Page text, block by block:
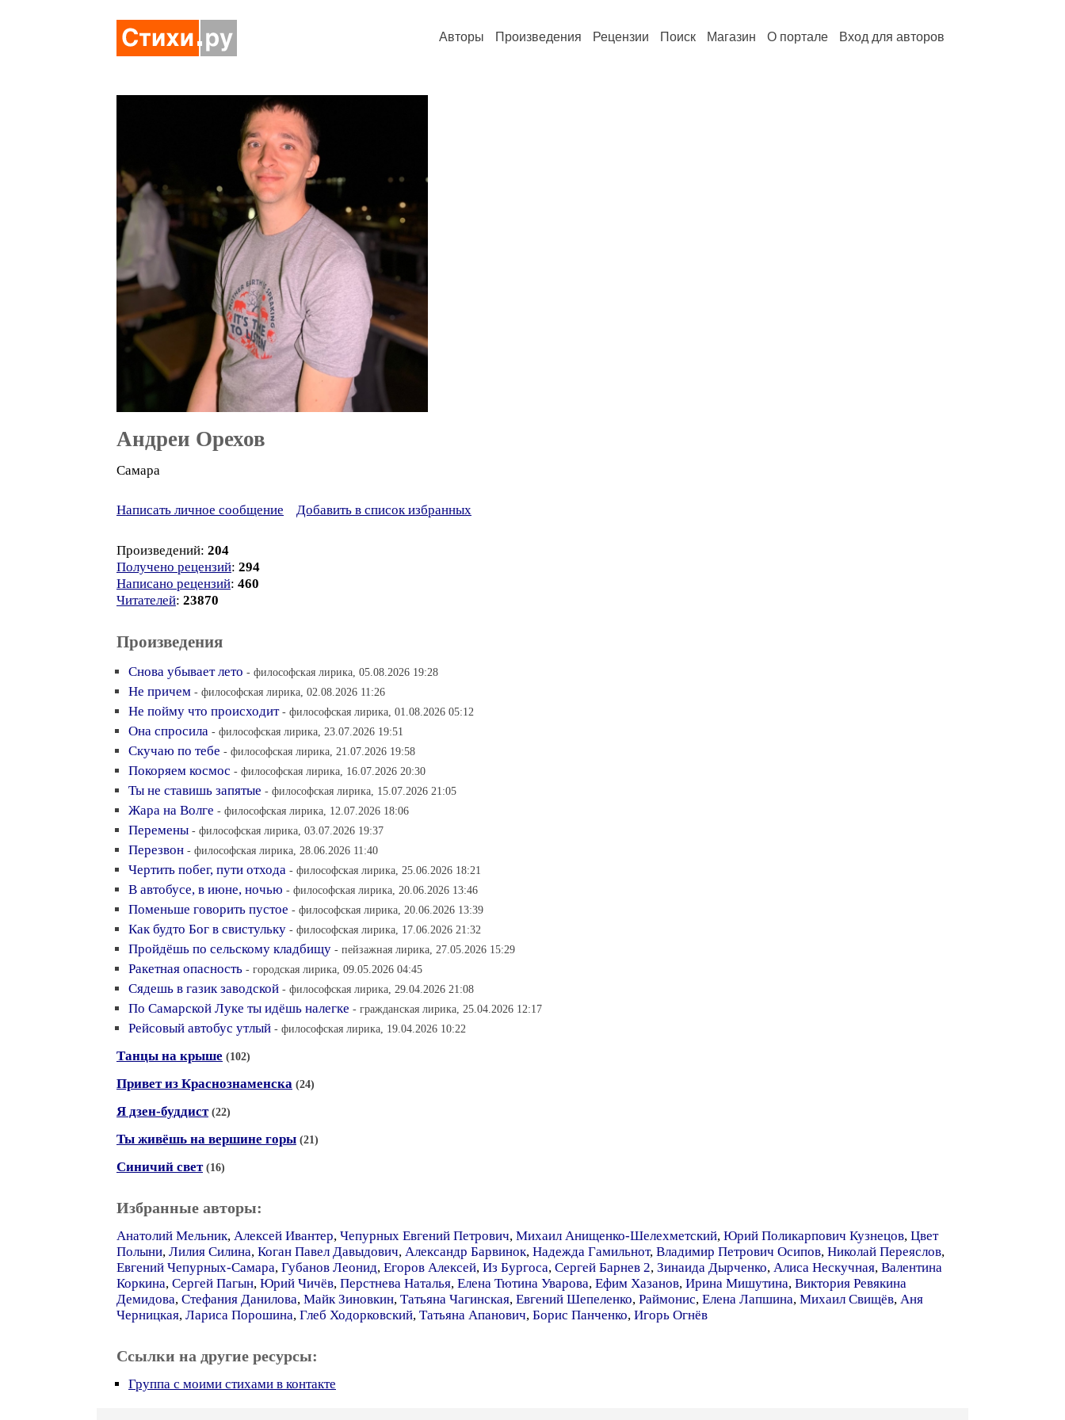
Авторы Произведения Рецензии Поиск Магазин О портале Вход для авторов
Андреи Орехов
Самара
Написать личное сообщение Добавить в список избранных
Произведений: 204
Получено рецензий: 294
Написано рецензий: 460
Читателей: 23870
Произведения
Снова убывает лето - философская лирика, 05.08.2026 19:28
Не причем - философская лирика, 02.08.2026 11:26
Не пойму что происходит - философская лирика, 01.08.2026 05:12
Она спросила - философская лирика, 23.07.2026 19:51
Скучаю по тебе - философская лирика, 21.07.2026 19:58
Покоряем космос - философская лирика, 16.07.2026 20:30
Ты не ставишь запятые - философская лирика, 15.07.2026 21:05
Жара на Волге - философская лирика, 12.07.2026 18:06
Перемены - философская лирика, 03.07.2026 19:37
Перезвон - философская лирика, 28.06.2026 11:40
Чертить побег, пути отхода - философская лирика, 25.06.2026 18:21
В автобусе, в июне, ночью - философская лирика, 20.06.2026 13:46
Поменьше говорить пустое - философская лирика, 20.06.2026 13:39
Как будто Бог в свистульку - философская лирика, 17.06.2026 21:32
Пройдёшь по сельскому кладбищу - пейзажная лирика, 27.05.2026 15:29
Ракетная опасность - городская лирика, 09.05.2026 04:45
Сядешь в газик заводской - философская лирика, 29.04.2026 21:08
По Самарской Луке ты идёшь налегке - гражданская лирика, 25.04.2026 12:17
Рейсовый автобус утлый - философская лирика, 19.04.2026 10:22
Танцы на крыше (102)
Привет из Краснознаменска (24)
Я дзен-буддист (22)
Ты живёшь на вершине горы (21)
Синичий свет (16)
Избранные авторы:
Анатолий Мельник, Алексей Ивантер, Чепурных Евгений Петрович, Михаил Анищенко-Шелехметский, Юрий Поликарпович Кузнецов, Цвет
Полыни, Лилия Силина, Коган Павел Давыдович, Александр Барвинок, Надежда Гамильнот, Владимир Петрович Осипов, Николай Переяслов,
Евгений Чепурных-Самара, Губанов Леонид, Егоров Алексей, Из Бургоса, Сергей Барнев 2, Зинаида Дырченко, Алиса Нескучная, Валентина
Коркина, Сергей Пагын, Юрий Чичёв, Перстнева Наталья, Елена Тютина Уварова, Ефим Хазанов, Ирина Мишутина, Виктория Ревякина
Демидова, Стефания Данилова, Майк Зиновкин, Татьяна Чагинская, Евгений Шепеленко, Раймонис, Елена Лапшина, Михаил Свищёв, Аня
Черницкая, Лариса Порошина, Глеб Ходорковский, Татьяна Апанович, Борис Панченко, Игорь Огнёв
Ссылки на другие ресурсы:
Группа с моими стихами в контакте